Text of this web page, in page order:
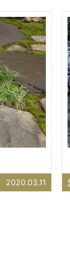
2020.03.11